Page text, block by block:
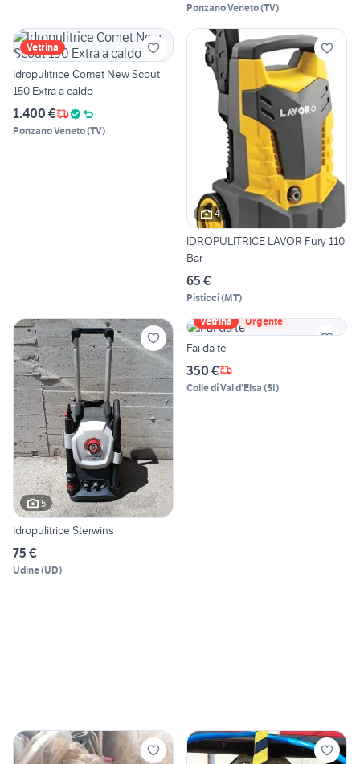
Ponzano Veneto(TV)
Vetrina
Idropulitrice Comet New Scout
150 Extra a caldo
1.400 €
Ponzano Veneto(TV)
4
IDROPULITRICE LAVOR Fury 110
Bar
65 €
Pisticci(MT)
5
Idropulitrice Sterwins
75 €
Udine(UD)
Vetrina Urgente
Fai da te
350 €
Colle di Val d'Elsa (SI)